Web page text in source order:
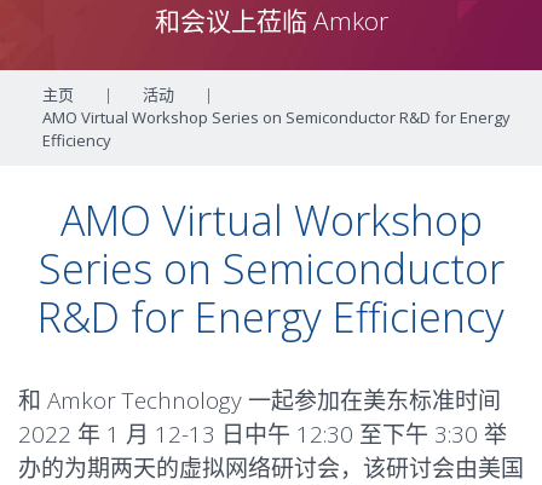
和会议上莅临 Amkor
主页 | 活动
|
AMO Virtual Workshop Series on Semiconductor R&D for Energy
Efficiency
AMO Virtual Workshop
Series on Semiconductor
R&D for Energy Efficiency
和 Amkor Technology 一起参加在美东标准时间
2022 年 1 月 12-13 日中午 12:30 至下午 3:30 举
办的为期两天的虚拟网络研讨会，该研讨会由美国